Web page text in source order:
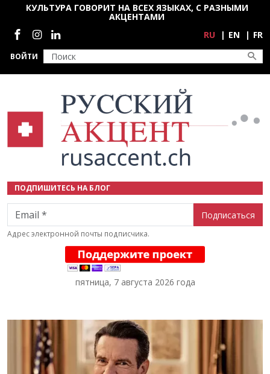
Перейти к основному содержанию
ВОЙТИ
КУЛЬТУРА ГОВОРИТ НА ВСЕХ ЯЗЫКАХ, С РАЗНЫМИ
АКЦЕНТАМИ
Социальные сети
RU EN FR
ПОДПИШИТЕСЬ НА БЛОГ
Email
Адрес электронной почты подписчика.
пятница, 7 августа 2026 года